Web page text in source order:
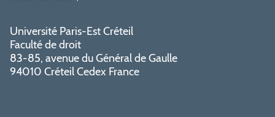
Université Paris-Est Créteil
Faculté de droit
83-85, avenue du Général de Gaulle
94010 Créteil Cedex France